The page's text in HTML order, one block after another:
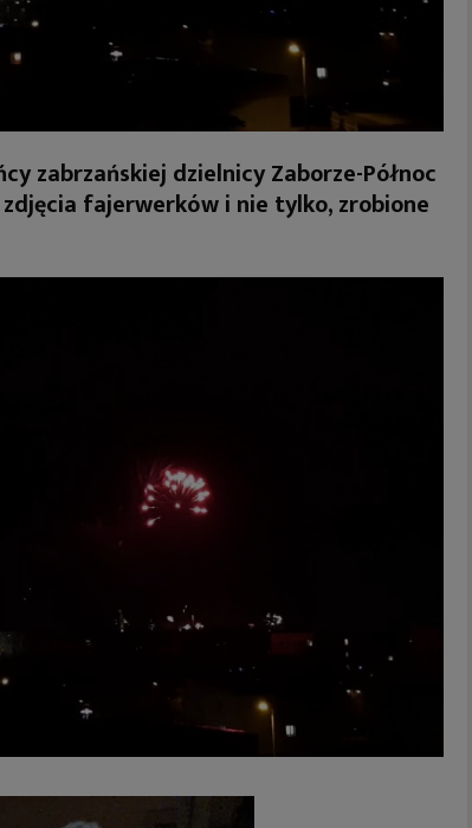
zabrzańskiej dzielnicy Zaborze-Północ
fajerwerków i nie tylko, zrobione